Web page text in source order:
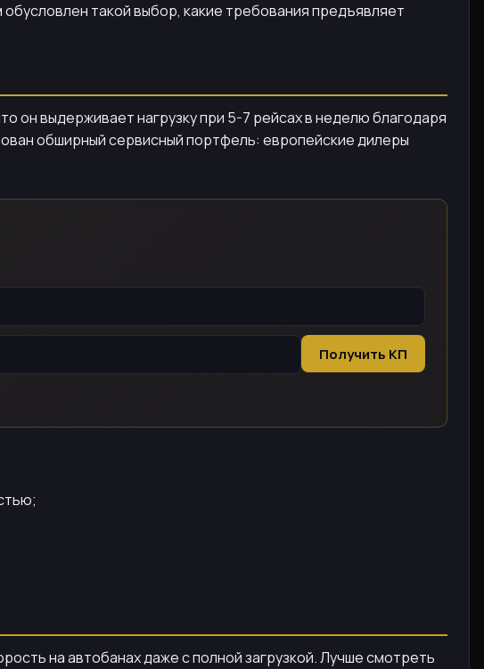
такой выбор, какие требования предъявляет
он выдерживает нагрузку при 5-7 рейсах в неделю благодаря
обширный сервисный портфель: европейские дилеры
Получить КП
на автобанах даже с полной загрузкой. Лучше смотреть